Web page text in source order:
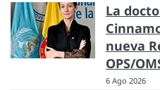
La
nueva
OPS/
6 Ago 2026